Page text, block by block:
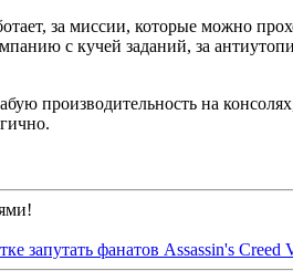
за миссии, которые можно
с кучей заданий, за
производительность на
запутать фанатов Assassin's Creed